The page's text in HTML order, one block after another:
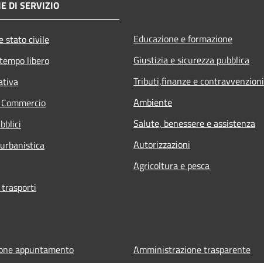
DI SERVIZIO
stato civile
libero
Educazione e formazione
Giustizia e sicurezza pubblica
Tributi,finanze e contravvenzioni
Ambiente
Salute, benessere e assistenza
Autorizzazioni
Agricoltura e pesca
appuntamento Amministrazione trasparente